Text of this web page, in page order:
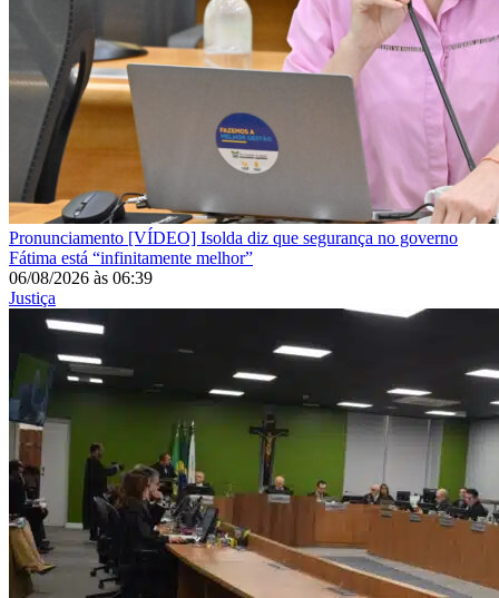
Pronunciamento [VÍDEO] Isolda diz que segurança no governo
Fátima está “infinitamente melhor”
06/08/2026 às 06:39
Justiça